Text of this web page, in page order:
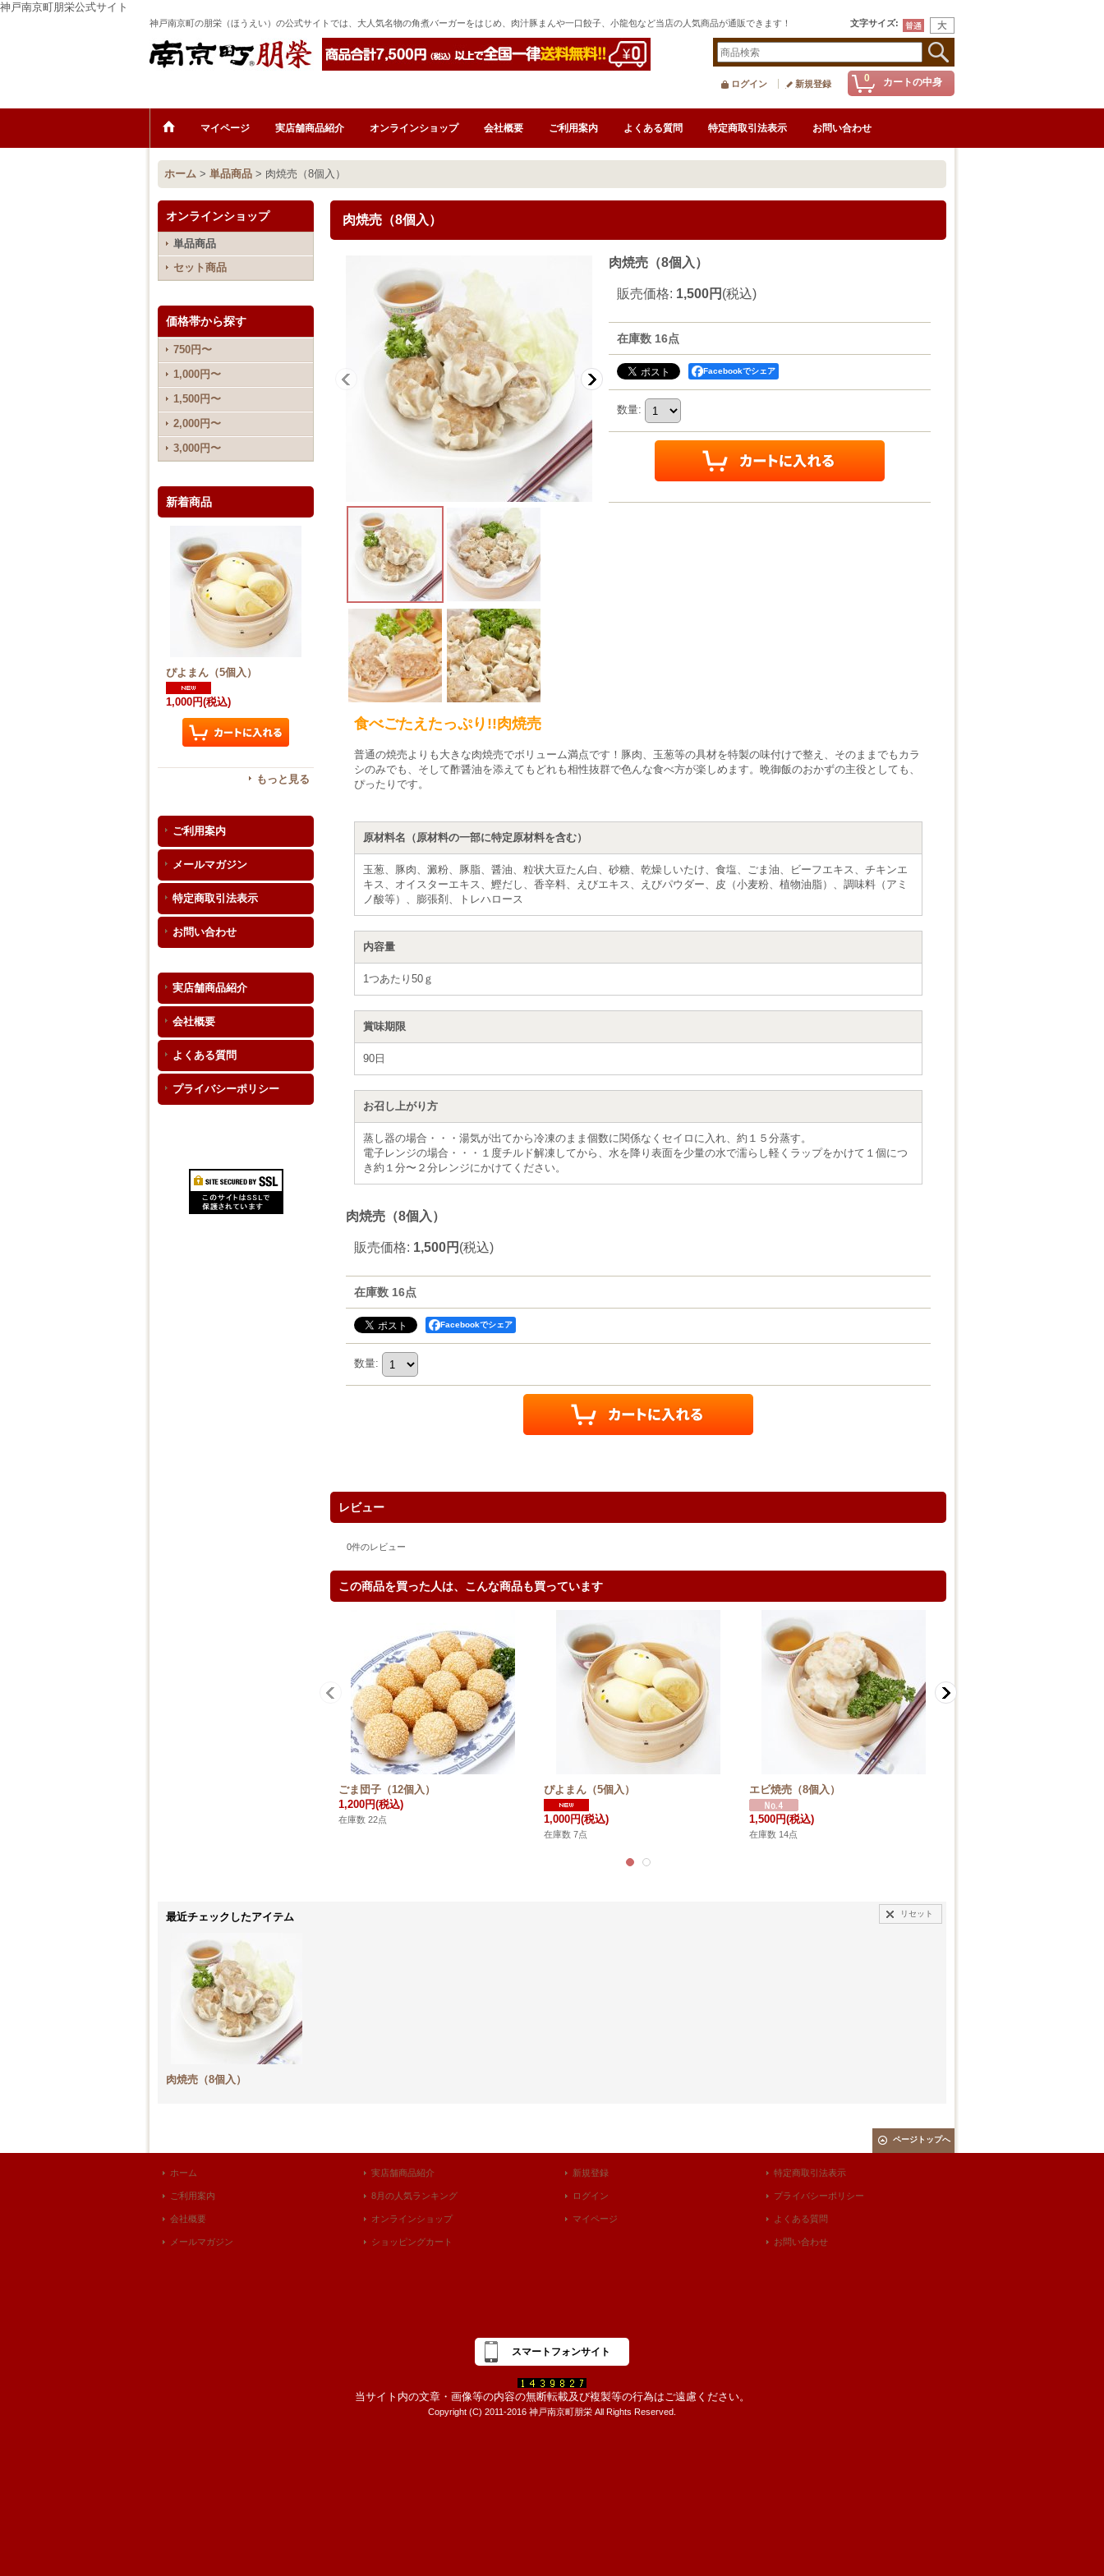
神戸南京町朋栄公式サイト
神戸南京町の朋栄（ほうえい）の公式サイトでは、大人気名物の角煮バーガーをはじめ、肉汁豚まんや一口餃子、小龍包など当店の人気商品が通販できます！ 文字サイズ:
0 カートの中身
ログイン 新規登録
マイページ 実店舗商品紹介 オンラインショップ 会社概要 ご利用案内 よくある質問 特定商取引法表示 お問い合わせ
ホーム > 単品商品 > 肉焼売（8個入）
オンラインショップ
単品商品
セット商品
価格帯から探す
750円〜
1,000円〜
1,500円〜
2,000円〜
3,000円〜
新着商品
ぴよまん（5個入）
1,000円(税込)
もっと見る
ご利用案内
メールマガジン
特定商取引法表示
お問い合わせ
実店舗商品紹介
会社概要
よくある質問
プライバシーポリシー
肉焼売（8個入）
肉焼売（8個入）
販売価格: 1,500円 (税込)
在庫数 16点
Facebookでシェア
数量:
食べごたえたっぷり!!肉焼売
普通の焼売よりも大きな肉焼売でボリューム満点です！豚肉、玉葱等の具材を特製の味付けで整え、そのままでもカラ
シのみでも、そして酢醤油を添えてもどれも相性抜群で色んな食べ方が楽しめます。晩御飯のおかずの主役としても、
ぴったりです。
原材料名（原材料の一部に特定原材料を含む）
玉葱、豚肉、澱粉、豚脂、醤油、粒状大豆たん白、砂糖、乾燥しいたけ、食塩、ごま油、ビーフエキス、チキンエ
キス、オイスターエキス、鰹だし、香辛料、えびエキス、えびパウダー、皮（小麦粉、植物油脂）、調味料（アミ
ノ酸等）、膨張剤、トレハロース
内容量
1つあたり50ｇ
賞味期限
90日
お召し上がり方
蒸し器の場合・・・湯気が出てから冷凍のまま個数に関係なくセイロに入れ、約１５分蒸す。
電子レンジの場合・・・１度チルド解凍してから、水を降り表面を少量の水で濡らし軽くラップをかけて１個につ
き約１分〜２分レンジにかけてください。
肉焼売（8個入）
販売価格: 1,500円 (税込)
在庫数 16点
Facebookでシェア
数量:
レビュー
0件のレビュー
この商品を買った人は、こんな商品も買っています
ごま団子（12個入）
1,200円(税込)
在庫数 22点
ぴよまん（5個入）
1,000円(税込)
在庫数 7点
エビ焼売（8個入）
1,500円(税込)
在庫数 14点
最近チェックしたアイテム リセット
肉焼売（8個入）
ページトップへ
ホーム
ご利用案内
会社概要
メールマガジン
実店舗商品紹介
8月の人気ランキング
オンラインショップ
ショッピングカート
新規登録
ログイン
マイページ
特定商取引法表示
プライバシーポリシー
よくある質問
お問い合わせ
スマートフォンサイト
当サイト内の文章・画像等の内容の無断転載及び複製等の行為はご遠慮ください。
Copyright (C) 2011-2016 神戸南京町朋栄 All Rights Reserved.